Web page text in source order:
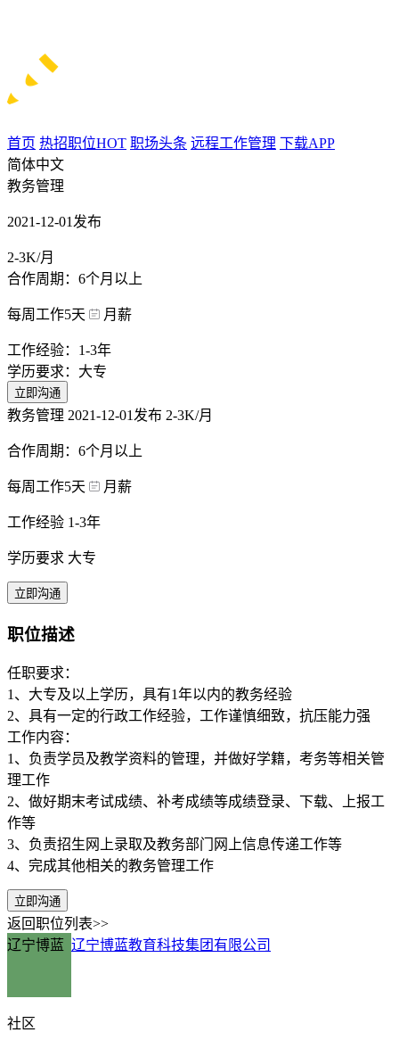
首页 热招职位HOT 职场头条 远程工作管理 下载APP
简体中文
教务管理
2021-12-01发布
2-3K/月
合作周期：6个月以上
每周工作5天 月薪
工作经验：1-3年
学历要求：大专
立即沟通
教务管理 2021-12-01发布 2-3K/月
合作周期：6个月以上
每周工作5天 月薪
工作经验 1-3年
学历要求 大专
立即沟通
职位描述
任职要求：
1、大专及以上学历，具有1年以内的教务经验
2、具有一定的行政工作经验，工作谨慎细致，抗压能力强
工作内容：
1、负责学员及教学资料的管理，并做好学籍，考务等相关管
理工作
2、做好期末考试成绩、补考成绩等成绩登录、下载、上报工
作等
3、负责招生网上录取及教务部门网上信息传递工作等
4、完成其他相关的教务管理工作
立即沟通
返回职位列表>>
辽宁博蓝 辽宁博蓝教育科技集团有限公司
社区